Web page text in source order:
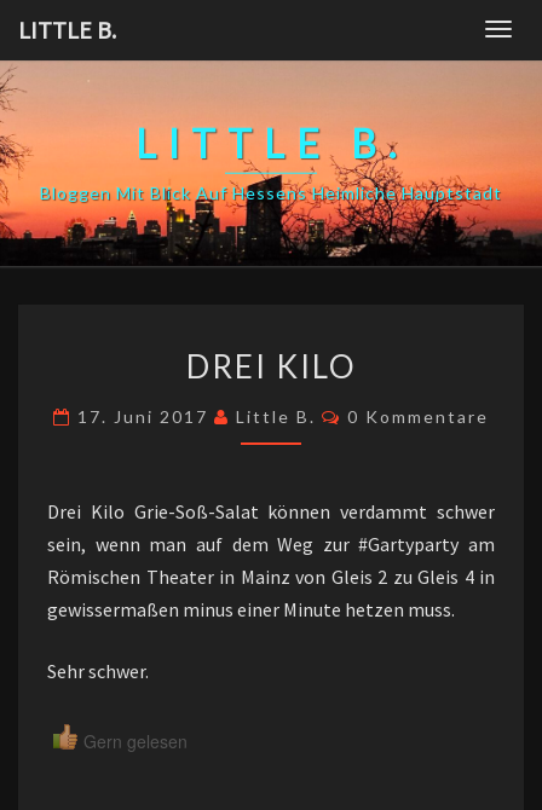
content
LITTLE B.
LITTLE B.
Bloggen Mit Blick Auf Hessens Heimliche Hauptstadt
KILO
DREI KILO
17. Juni 2017 Little B. Kommentare
0 Kommentare
Drei Kilo Grie-Soß-Salat können verdammt schwer
sein, wenn man auf dem Weg zur #Gartyparty am
Römischen Theater in Mainz von Gleis 2 zu Gleis 4 in
gewissermaßen minus einer Minute hetzen muss.
Sehr schwer.
Gern gelesen